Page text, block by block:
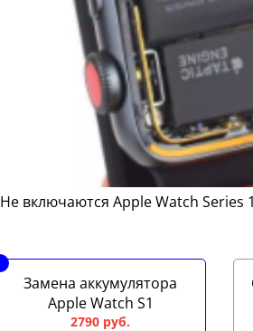
Не включаются Apple Watch
Замена аккумулятора
Apple Watch S1
2790 руб.